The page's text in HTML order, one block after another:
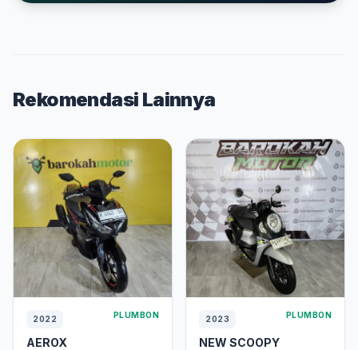
Rekomendasi Lainnya
2022 PLUMBON
AEROX
2023 PLUMBON
NEW SCOOPY